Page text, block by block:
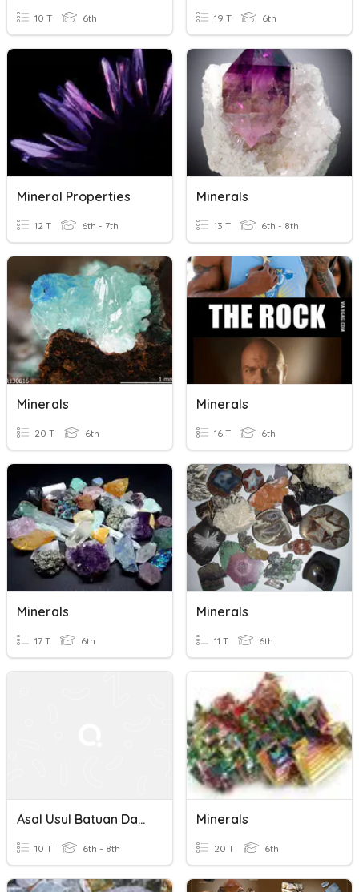
10 T 6th 19 T 6th
Mineral Properties
12 T 6th - 7th
Minerals
13 T 6th - 8th
Minerals
20 T 6th
Minerals
16 T 6th
Minerals
17 T 6th
Minerals
11 T 6th
Asal Usul Batuan Dan Sifat Batuan
10 T 6th - 8th
Minerals
20 T 6th